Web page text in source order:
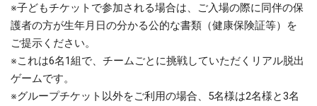
※子どもチケットで参加される場合は、ご入場の際に同伴の保
護者の方が生年月日の分かる公的な書類（健康保険証等）を
ご提示ください。
※これは6名1組で、チームごとに挑戦していただくリアル脱出
ゲームです。
※グループチケット以外をご利用の場合、5名様は2名様と3名